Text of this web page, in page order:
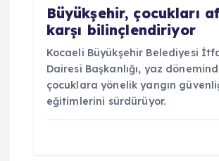
Büyükşehir, çocukları
karşı bilinçlendiriyor
Kocaeli Büyükşehir Belediyesi
Dairesi Başkanlığı, yaz
çocuklara yönelik yangın
eğitimlerini sürdürüyor.